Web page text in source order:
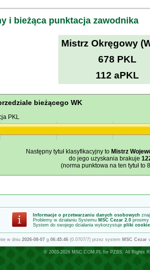
i bieżąca punktacja zawodnika
Mistrz Okręgowy
678 PKL
112 aPKL
bieżącego WK
PKL
Następny tytuł klasyfikacyjny to Mistrz
do jego uzyskania brakuje
(norma punktowa na ten tytuł to
Informacje o przetwarzaniu danych osobowych
Problemy w działaniu Systemu MSC Cezar 2.0 prosimy
System do swojego działania wykorzystuje pliki
w dniu 2026-08-07 g.06:45:46 (0.0707/7) przez system MSC Cezar
© 2003-2026 MSC.COM.PLfor PZBS. All Rights